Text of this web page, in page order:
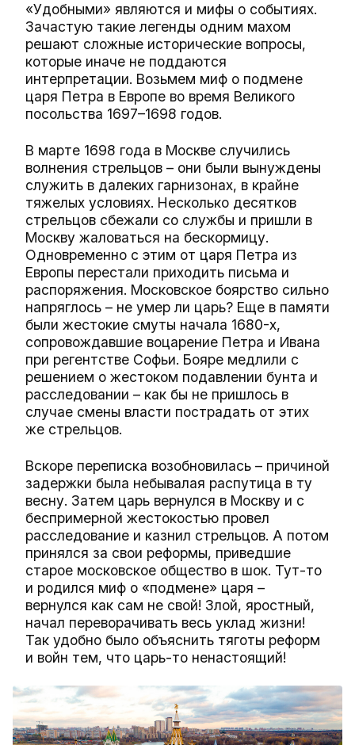
«Удобными» являются и мифы о событиях.
Зачастую такие легенды одним махом
решают сложные исторические вопросы,
которые иначе не поддаются
интерпретации. Возьмем миф о подмене
царя Петра в Европе во время Великого
посольства 1697–1698 годов.
В марте 1698 года в Москве случились
волнения стрельцов – они были вынуждены
служить в далеких гарнизонах, в крайне
тяжелых условиях. Несколько десятков
стрельцов сбежали со службы и пришли в
Москву жаловаться на бескормицу.
Одновременно с этим от царя Петра из
Европы перестали приходить письма и
распоряжения. Московское боярство сильно
напряглось – не умер ли царь? Еще в памяти
были жестокие смуты начала 1680-х,
сопровождавшие воцарение Петра и Ивана
при регентстве Софьи. Бояре медлили с
решением о жестоком подавлении бунта и
расследовании – как бы не пришлось в
случае смены власти пострадать от этих
же стрельцов.
Вскоре переписка возобновилась – причиной
задержки была небывалая распутица в ту
весну. Затем царь вернулся в Москву и с
беспримерной жестокостью провел
расследование и казнил стрельцов. А потом
принялся за свои реформы, приведшие
старое московское общество в шок. Тут-то
и родился миф о «подмене» царя –
вернулся как сам не свой! Злой, яростный,
начал переворачивать весь уклад жизни!
Так удобно было объяснить тяготы реформ
и войн тем, что царь-то ненастоящий!